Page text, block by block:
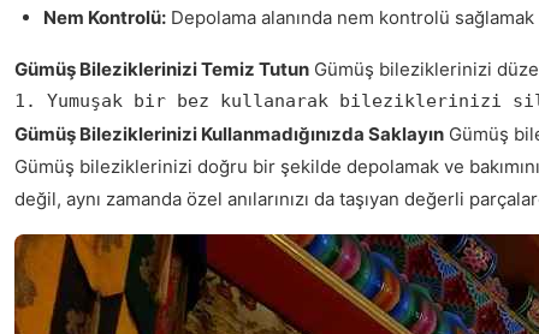
Nem Kontrolü: Depolama alanında nem kontrolü
Gümüş Bileziklerinizi Temiz Tutun Gümüş bileziklerinizi
1. Yumuşak bir bez kullanarak bileziklerinizi
Gümüş Bileziklerinizi Kullanmadığınızda Saklayın Gümüş
Gümüş bileziklerinizi doğru bir şekilde depolamak ve
değil, aynı zamanda özel anılarınızı da taşıyan değerli